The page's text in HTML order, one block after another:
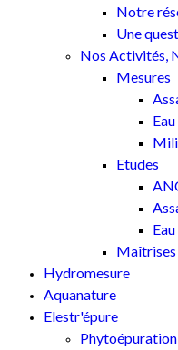
Notre
Une
Nos Activités,
Mesures
Etudes
Hydromesure
Aquanature
Elestr'épure
Phytoépuration